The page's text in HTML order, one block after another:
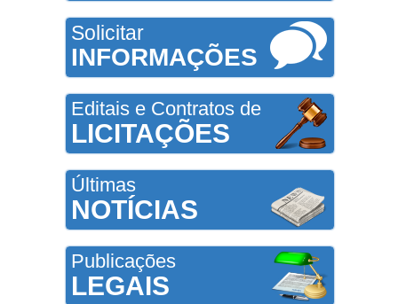
Solicitar
INFORMAÇÕES
Editais e Contratos de
LICITAÇÕES
Últimas
NOTÍCIAS
Publicações
LEGAIS